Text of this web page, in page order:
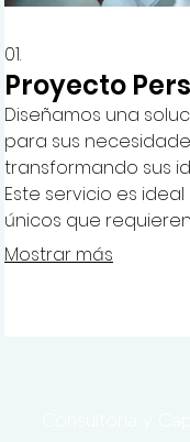
01.
Proyecto
Diseñamos una
para sus
transformando sus
Este servicio es
únicos que
detallado y
Mostrar más